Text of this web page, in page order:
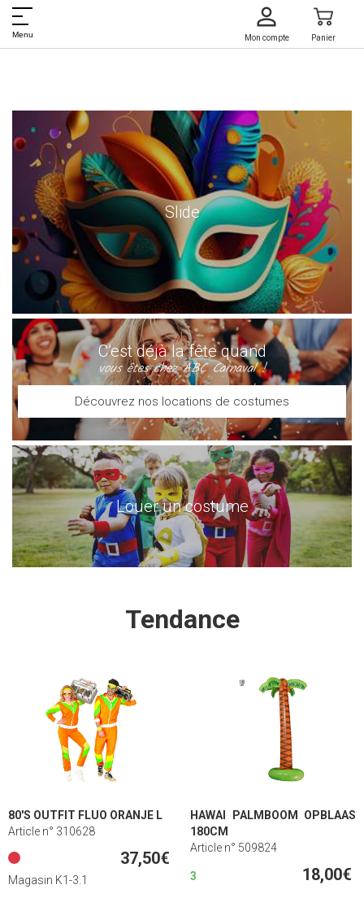
Menu Mon compte Panier
Slide
C’est déjà la fête quand
vous êtes chez ABC Carnaval !
Découvrez nos locations de costumes
Louer un costume
Tendance
80'S OUTFIT FLUO ORANJE L
Article n° 310628
37,50€
Magasin K1-3.1
HAWAI PALMBOOM OPBLAAS
180CM
Article n° 509824
3 18,00€